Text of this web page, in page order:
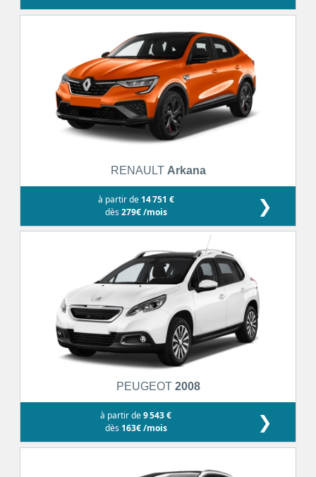
RENAULT Arkana
à partir de 14 751 €
dès279€ /mois ❯
PEUGEOT 2008
à partir de9 543 €
dès 163€ /mois ❯